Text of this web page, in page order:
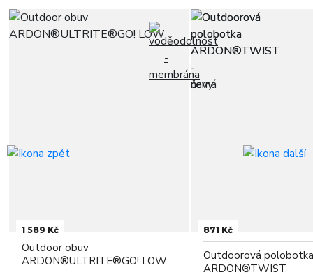
1 589 Kč
Outdoor obuv
ARDON®ULTRITE®GO! LOW
871 Kč
Outdoorová polobotka
ARDON®TWIST